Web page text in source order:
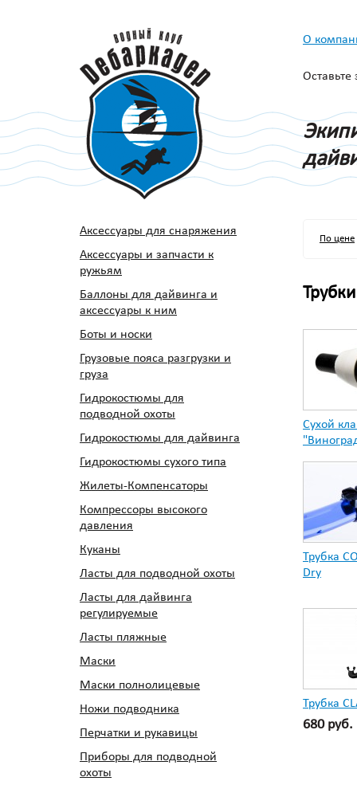
О
Аксессуары для снаряжения
Аксессуары и запчасти к
ружьям
Баллоны для дайвинга и
аксессуары к ним
Боты и носки
Грузовые пояса разгрузки и
груза
Гидрокостюмы для
подводной охоты
Гидрокостюмы для дайвинга
Гидрокостюмы сухого типа
Жилеты-Компенсаторы
Компрессоры высокого
давления
Куканы
Ласты для подводной охоты
Ласты для дайвинга
регулируемые
Ласты пляжные
Маски
Маски полнолицевые
Ножи подводника
Перчатки и рукавицы
Приборы для подводной
охоты
По цене
Трубки
Сухой
Трубка
Dry
Трубка
680 руб.